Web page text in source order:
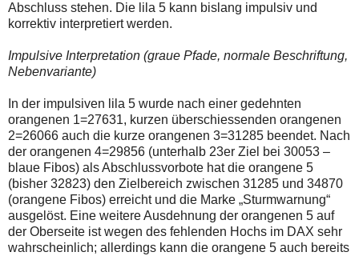
Abschluss stehen. Die lila 5 kann bislang impulsiv und
korrektiv interpretiert werden.
Impulsive Interpretation (graue Pfade, normale Beschriftung,
Nebenvariante)
In der impulsiven lila 5 wurde nach einer gedehnten
orangenen 1=27631, kurzen überschiessenden orangenen
2=26066 auch die kurze orangenen 3=31285 beendet. Nach
der orangenen 4=29856 (unterhalb 23er Ziel bei 30053 –
blaue Fibos) als Abschlussvorbote hat die orangene 5
(bisher 32823) den Zielbereich zwischen 31285 und 34870
(orangene Fibos) erreicht und die Marke „Sturmwarnung“
ausgelöst. Eine weitere Ausdehnung der orangenen 5 auf
der Oberseite ist wegen des fehlenden Hochs im DAX sehr
wahrscheinlich; allerdings kann die orangene 5 auch bereits